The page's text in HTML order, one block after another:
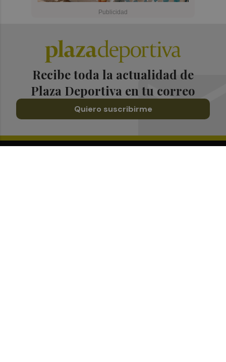
Recibe toda la actualidad de
Plaza Deportiva en tu correo
Quiero suscribirme